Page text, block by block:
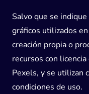
Salvo que se
gráficos utilizados
creación propia o
recursos con
Pexels, y se utilizan
condiciones de uso.